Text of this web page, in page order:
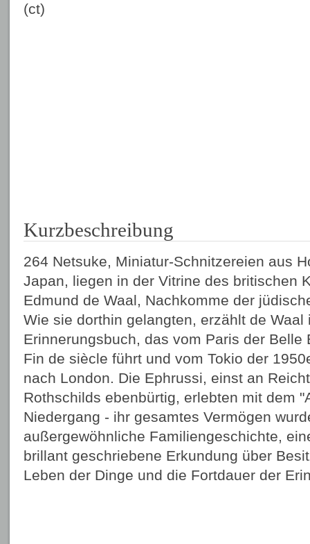
(ct)
Kurzbeschreibung
264 Netsuke, Miniatur-Schnitzereien aus
Japan, liegen in der Vitrine des britischen
Edmund de Waal, Nachkomme der
Wie sie dorthin gelangten, erzählt de Waal
Erinnerungsbuch, das vom Paris der Belle
Fin de siècle führt und vom Tokio der
nach London. Die Ephrussi, einst an
Rothschilds ebenbürtig, erlebten mit dem
Niedergang - ihr gesamtes Vermögen
außergewöhnliche Familiengeschichte,
brillant geschriebene Erkundung über
Leben der Dinge und die Fortdauer der